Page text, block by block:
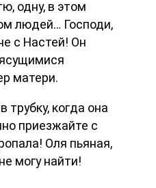
одну, в этом
людей… Господи,
с Настей! Он
матери.
когда она
приезжайте с
Оля пьяная,
могу найти!